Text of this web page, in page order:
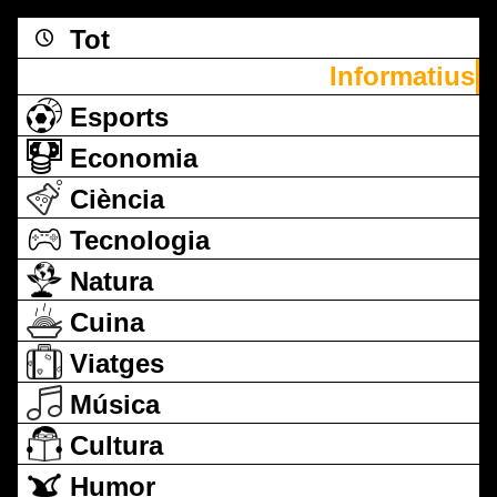
Tot
Informatius
Esports
Economia
Ciència
Tecnologia
Natura
Cuina
Viatges
Música
Cultura
Humor